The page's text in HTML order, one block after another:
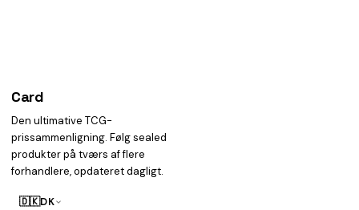
Card
Den ultimative TCG-
prissammenligning. Følg sealed
produkter på tværs af flere
forhandlere, opdateret dagligt.
🇩🇰DK